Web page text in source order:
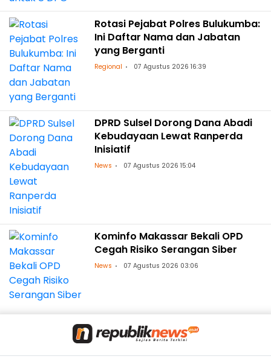
Rotasi Pejabat Polres Bulukumba:
Ini Daftar Nama dan Jabatan
yang Berganti
Regional 07 Agustus 2026 16:39
DPRD Sulsel Dorong Dana Abadi
Kebudayaan Lewat Ranperda
Inisiatif
News 07 Agustus 2026 15:04
Kominfo Makassar Bekali OPD
Cegah Risiko Serangan Siber
News 07 Agustus 2026 03:06